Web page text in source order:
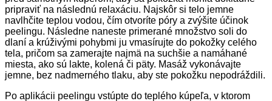
pripraviť na následnú relaxáciu. Najskôr si telo jemne
navlhčite teplou vodou, čím otvoríte póry a zvýšite účinok
peelingu. Následne naneste primerané množstvo soli do
dlaní a krúživými pohybmi ju vmasírujte do pokožky celého
tela, pričom sa zamerajte najmä na suchšie a namáhané
miesta, ako sú lakte, kolená či päty. Masáž vykonávajte
jemne, bez nadmerného tlaku, aby ste pokožku nepodráždili.
Po aplikácii peelingu vstúpte do teplého kúpeľa, v ktorom